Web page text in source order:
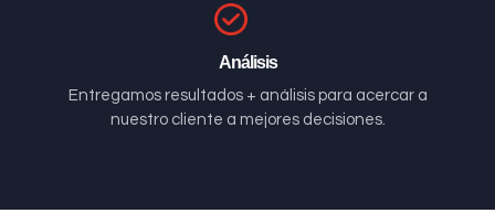
Análisis
Entregamos resultados + análisis para acercar a
nuestro cliente a mejores decisiones.